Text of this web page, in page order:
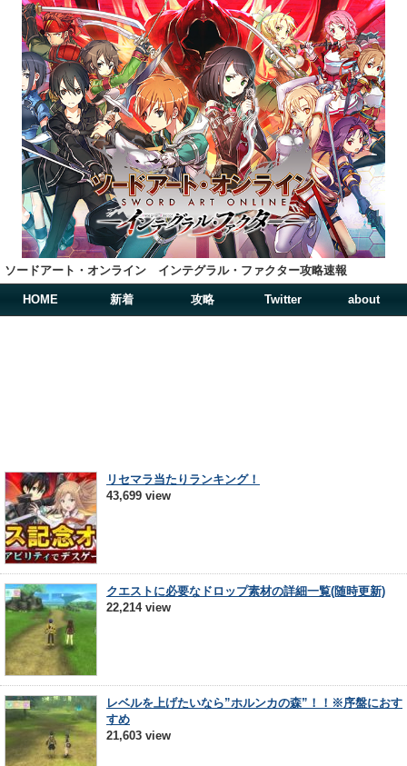
ソードアート・オンライン インテグラル・ファクター攻略速報
HOME 新着 攻略 Twitter about
リセマラ当たりランキング！
43,699 view
クエストに必要なドロップ素材の詳細一覧(随時更新)
22,214 view
レベルを上げたいなら”ホルンカの森”！！※序盤におす
すめ
21,603 view